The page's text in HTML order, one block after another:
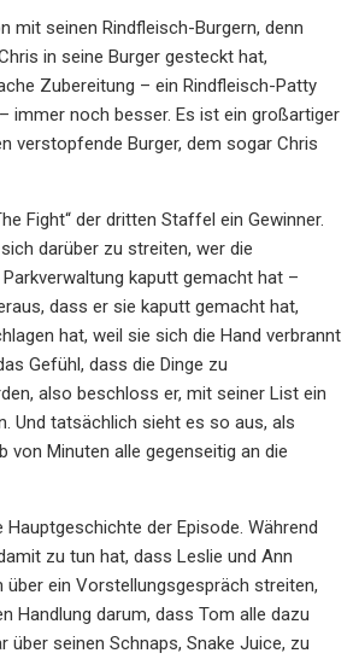
mit seinen Rindfleisch-Burgern, denn
in seine Burger gesteckt hat,
Zubereitung – ein Rindfleisch-Patty
immer noch besser. Es ist ein großartiger
verstopfende Burger, dem sogar Chris
Fight“ der dritten Staffel ein Gewinner.
darüber zu streiten, wer die
kaputt gemacht hat –
dass er sie kaputt gemacht hat,
hat, weil sie sich die Hand verbrannt
Gefühl, dass die Dinge zu
also beschloss er, mit seiner List ein
Und tatsächlich sieht es so aus, als
von Minuten alle gegenseitig an die
der Episode. Während
zu tun hat, dass Leslie und Ann
über ein Vorstellungsgespräch streiten,
Handlung darum, dass Tom alle dazu
über seinen Schnaps, Snake Juice, zu